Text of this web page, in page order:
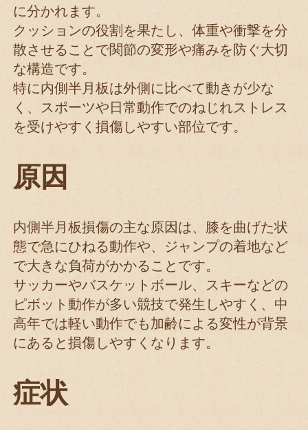
に分かれます。
クッションの役割を果たし、体重や衝撃を分
散させることで関節の変形や痛みを防ぐ大切
な構造です。
特に内側半月板は外側に比べて動きが少な
く、スポーツや日常動作でのねじれストレス
を受けやすく損傷しやすい部位です。
原因
内側半月板損傷の主な原因は、膝を曲げた状
態で急にひねる動作や、ジャンプの着地など
で大きな負荷がかかることです。
サッカーやバスケットボール、スキーなどの
ピボット動作が多い競技で発生しやすく、中
高年では軽い動作でも加齢による変性が背景
にあると損傷しやすくなります。
症状